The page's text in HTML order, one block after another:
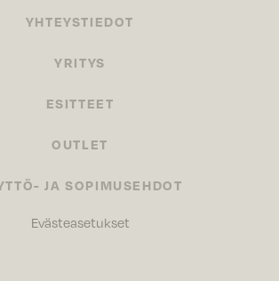
YHTEYSTIEDOT
YRITYS
ESITTEET
OUTLET
JA SOPIMUSEHDOT
Evästeasetukset